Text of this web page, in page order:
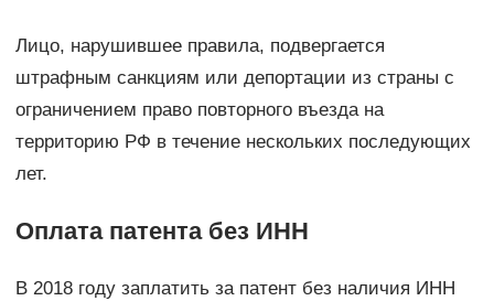
Лицо, нарушившее правила, подвергается
штрафным санкциям или депортации из страны с
ограничением право повторного въезда на
территорию РФ в течение нескольких последующих
лет.
Оплата патента без ИНН
В 2018 году заплатить за патент без наличия ИНН